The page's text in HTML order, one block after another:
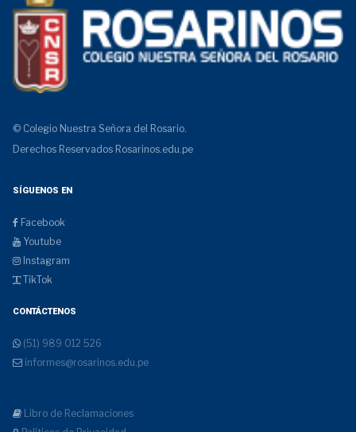
© Colegio Nuestra Señora del Rosario.
Derechos Reservados Rosarinos.edu.pe
SÍGUENOS EN
Facebook
Youtube
Instagram
TikTok
CONTÁCTENOS
(51) 989 012 526
informes@rosarinos.edu.pe
Libro de Reclamaciones